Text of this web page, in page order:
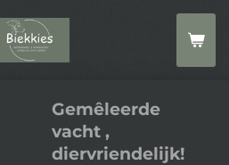
Gemêleerde
vacht ,
diervriendelijk!